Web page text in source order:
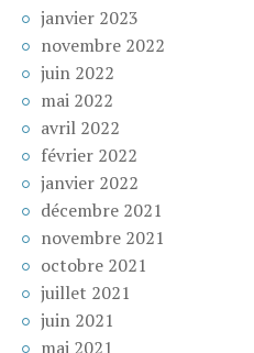
janvier 2023
novembre 2022
juin 2022
mai 2022
avril 2022
février 2022
janvier 2022
décembre 2021
novembre 2021
octobre 2021
juillet 2021
juin 2021
mai 2021